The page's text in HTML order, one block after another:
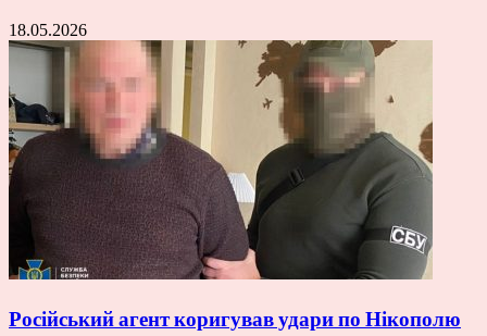
18.05.2026
Російський агент коригував удари по Нікополю